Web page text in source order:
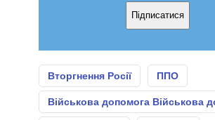
Підписатися
Вторгнення Росії ППО
Військова допомога Військова